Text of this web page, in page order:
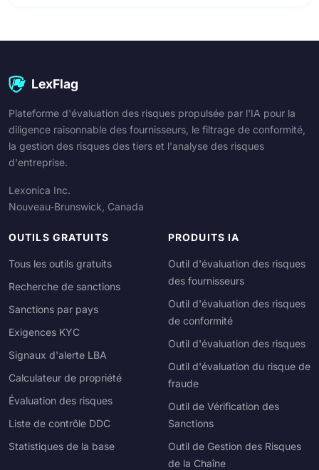
LexFlag
Plateforme d'évaluation des risques propulsée par l'IA pour la
diligence raisonnable des fournisseurs, le filtrage de conformité,
la gestion des risques des tiers et l'analyse des risques
d'entreprise.
Lexonica Inc.
Nouveau-Brunswick, Canada
OUTILS GRATUITS
Tous les outils gratuits
Recherche de sanctions
Sanctions par pays
Exigences KYC
Signaux d'alerte LBA
Calculateur de propriété
Évaluation des risques
Liste de contrôle DDC
Statistiques de la base
PRODUITS IA
Outil d'évaluation des risques
des fournisseurs
Outil d'évaluation des risques
de conformité
Outil d'évaluation des risques
Outil d'évaluation du risque de
fraude
Outil de Vérification des
Sanctions
Outil de Gestion des Risques
de la Chaîne